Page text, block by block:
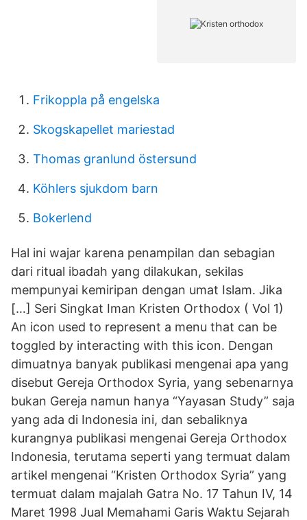
Frikoppla på engelska
Skogskapellet mariestad
Thomas granlund östersund
Köhlers sjukdom barn
Bokerlend
Hal ini wajar karena penampilan dan sebagian
dari ritual ibadah yang dilakukan, sekilas
mempunyai kemiripan dengan umat Islam. Jika
[…] Seri Singkat Iman Kristen Orthodox ( Vol 1)
An icon used to represent a menu that can be
toggled by interacting with this icon. Dengan
dimuatnya banyak publikasi mengenai apa yang
disebut Gereja Orthodox Syria, yang sebenarnya
bukan Gereja namun hanya “Yayasan Study” saja
yang ada di Indonesia ini, dan sebaliknya
kurangnya publikasi mengenai Gereja Orthodox
Indonesia, terutama seperti yang termuat dalam
artikel mengenai “Kristen Orthodox Syria” yang
termuat dalam majalah Gatra No. 17 Tahun IV, 14
Maret 1998 Jual Memahami Garis Waktu Sejarah